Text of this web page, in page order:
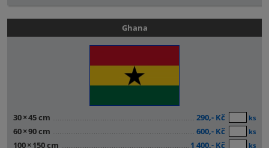
Ghana
30×45 cm 290,- Kč ks
60×90 cm 600,- Kč ks
100× 150 cm 1 400,- Kč ks